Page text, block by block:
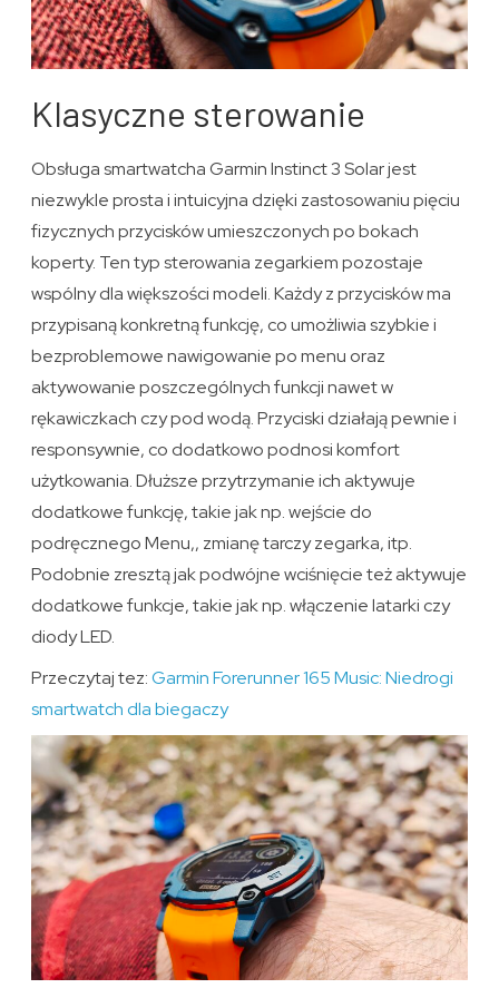
Klasyczne sterowanie
Obsługa smartwatcha Garmin Instinct 3 Solar jest
niezwykle prosta i intuicyjna dzięki zastosowaniu pięciu
fizycznych przycisków umieszczonych po bokach
koperty. Ten typ sterowania zegarkiem pozostaje
wspólny dla większości modeli. Każdy z przycisków ma
przypisaną konkretną funkcję, co umożliwia szybkie i
bezproblemowe nawigowanie po menu oraz
aktywowanie poszczególnych funkcji nawet w
rękawiczkach czy pod wodą. Przyciski działają pewnie i
responsywnie, co dodatkowo podnosi komfort
użytkowania. Dłuższe przytrzymanie ich aktywuje
dodatkowe funkcję, takie jak np. wejście do
podręcznego Menu,, zmianę tarczy zegarka, itp.
Podobnie zresztą jak podwójne wciśnięcie też aktywuje
dodatkowe funkcje, takie jak np. włączenie latarki czy
diody LED.
Przeczytaj tez:Garmin Forerunner 165 Music: Niedrogi
smartwatch dla biegaczy